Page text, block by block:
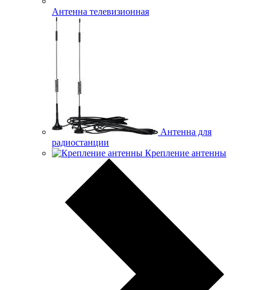
Антенна телевизионная
Антенна для
радиостанции
Крепление антенны